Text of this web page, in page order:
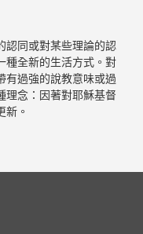
認同或對某些理論的認
種全新的生活方式。對
有過強的說教意味或過
理念：因著對耶穌基督
新。